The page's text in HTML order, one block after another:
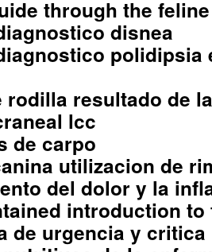
through the
disnea
polidipsia
resultado de
lcc
de carpo
utilizacion de
del dolor y la
introduction
de urgencia y